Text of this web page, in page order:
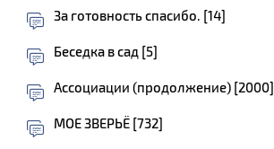
За готовность спасибо. [14]
Беседка в сад [5]
Ассоциации (продолжение) [2000]
МОЕ ЗВЕРЬЁ [732]